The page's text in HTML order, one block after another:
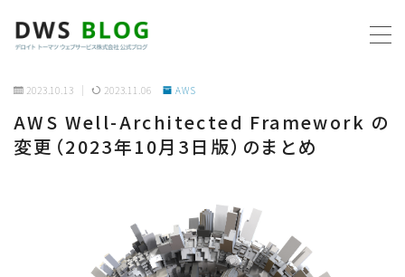
ホーム
2023.10.13 2023.11.06 AWS
AWS Well-Architected Framework の
変更（2023年10月3日版）のまとめ